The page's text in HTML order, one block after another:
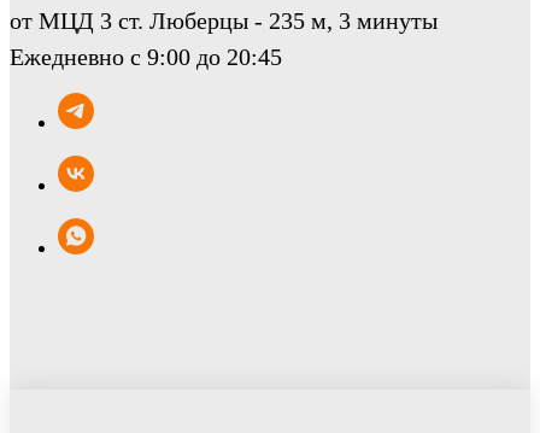
от МЦД 3 ст. Люберцы - 235 м, 3 минуты
Ежедневно с 9:00 до 20:45